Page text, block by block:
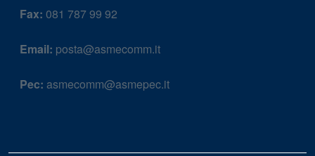
Fax: 081 787 99 92
Email: posta@asmecomm.it
Pec: asmecomm@asmepec.it